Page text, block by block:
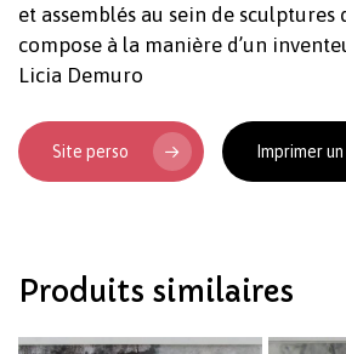
Votre panier
Revenir à
et assemblés au sein de sculptures
compose à la manière d’un
Licia Demuro
Site perso Imprimer
Produits similaires